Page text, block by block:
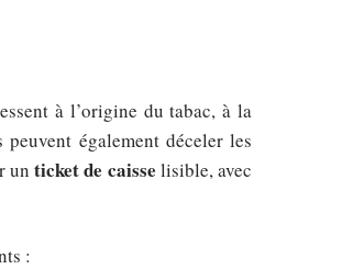
à l’origine du tabac, à la
peuvent également déceler les
unticket de caisse lisible, avec
: